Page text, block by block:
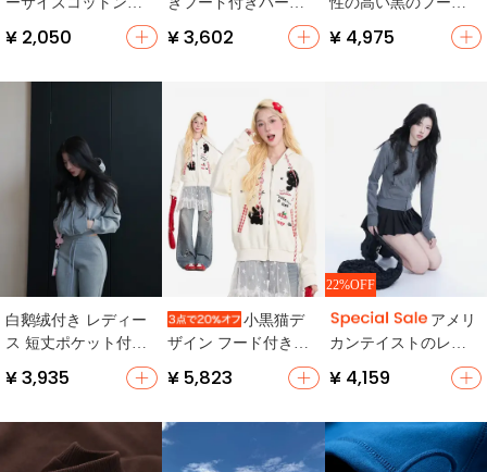
ルオーバー【レトロ
スタイル・ラウンド
¥ 2,050
ー【グレー・ゆった
りサイズ・春秋用】
¥ 3,602
付きスウェットシャ
ツ【秋用・カジュア
¥ 4,975
白鹅绒付き レディー
ス 短丈ポケット付き
フード運動パーカー
【ウエスト絞り・秋
¥ 3,935
小黒猫デ
ザイン フード付きカ
ーディガン【秋用・
スタイル・ゆったり
¥ 5,823
22%OFF
アメリ
カンテイストのレト
ログレー修身ショー
トジップパーカー
ッズデザイン・春
用】
¥ 4,159